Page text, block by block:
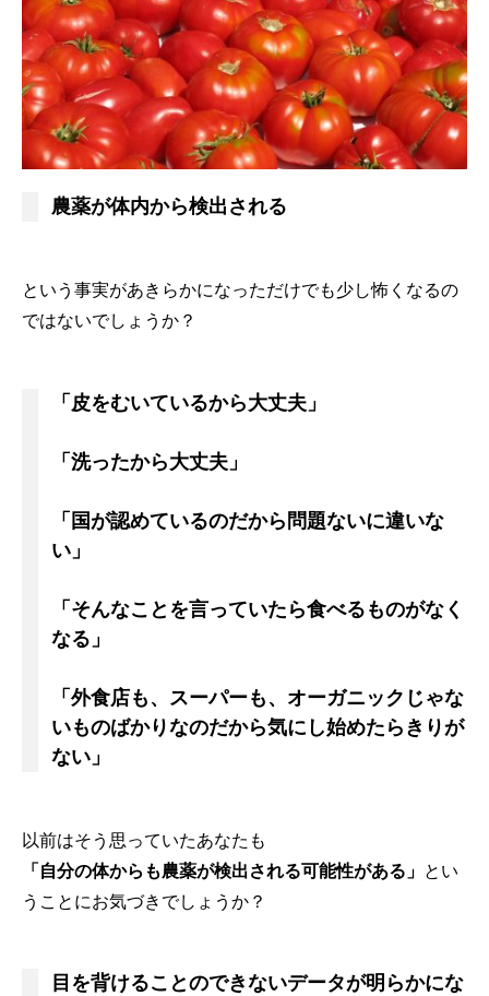
農薬が体内から検出される
という事実があきらかになっただけでも少し怖くなるの
ではないでしょうか？
「皮をむいているから大丈夫」
「洗ったから大丈夫」
「国が認めているのだから問題ないに違いな
い」
「そんなことを言っていたら食べるものがなく
なる」
「外食店も、スーパーも、オーガニックじゃな
いものばかりなのだから気にし始めたらきりが
ない」
以前はそう思っていたあなたも
「自分の体からも農薬が検出される可能性がある」 とい
うことにお気づきでしょうか？
目を背けることのできないデータが明らかにな